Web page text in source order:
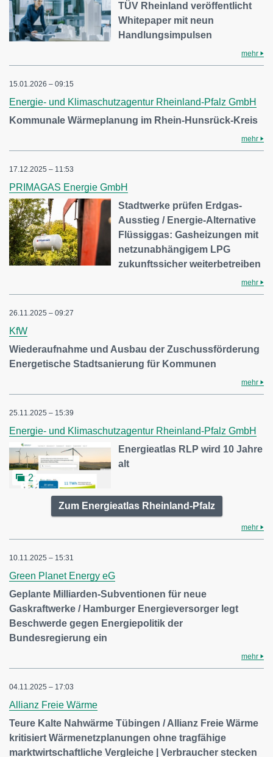
TÜV Rheinland veröffentlicht
Whitepaper mit neun
Handlungsimpulsen
mehr
15.01.2026 – 09:15
Energie- und Klimaschutzagentur Rheinland-Pfalz GmbH
Kommunale Wärmeplanung im Rhein-Hunsrück-Kreis
mehr
17.12.2025 – 11:53
PRIMAGAS Energie GmbH
Stadtwerke prüfen Erdgas-
Ausstieg / Energie-Alternative
Flüssiggas: Gasheizungen mit
netzunabhängigem LPG
zukunftssicher weiterbetreiben
mehr
26.11.2025 – 09:27
KfW
Wiederaufnahme und Ausbau der Zuschussförderung
Energetische Stadtsanierung für Kommunen
mehr
25.11.2025 – 15:39
Energie- und Klimaschutzagentur Rheinland-Pfalz GmbH
2
Energieatlas RLP wird 10 Jahre
alt
Zum Energieatlas Rheinland-Pfalz
mehr
10.11.2025 – 15:31
Green Planet Energy eG
Geplante Milliarden-Subventionen für neue
Gaskraftwerke / Hamburger Energieversorger legt
Beschwerde gegen Energiepolitik der
Bundesregierung ein
mehr
04.11.2025 – 17:03
Allianz Freie Wärme
Teure Kalte Nahwärme Tübingen / Allianz Freie Wärme
kritisiert Wärmenetzplanungen ohne tragfähige
marktwirtschaftliche Vergleiche | Verbraucher stecken